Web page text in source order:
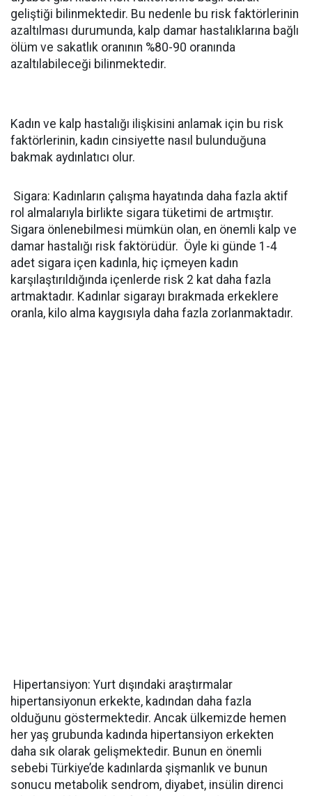
geliştiği bilinmektedir. Bu nedenle bu risk faktörlerinin
azaltılması durumunda, kalp damar hastalıklarına bağlı
ölüm ve sakatlık oranının %80-90 oranında
azaltılabileceği bilinmektedir.
Kadın ve kalp hastalığı ilişkisini anlamak için bu risk
faktörlerinin, kadın cinsiyette nasıl bulunduğuna
bakmak aydınlatıcı olur.
Sigara: Kadınların çalışma hayatında daha fazla aktif
rol almalarıyla birlikte sigara tüketimi de artmıştır.
Sigara önlenebilmesi mümkün olan, en önemli kalp ve
damar hastalığı risk faktörüdür. Öyle ki günde 1-4
adet sigara içen kadınla, hiç içmeyen kadın
karşılaştırıldığında içenlerde risk 2 kat daha fazla
artmaktadır. Kadınlar sigarayı bırakmada erkeklere
oranla, kilo alma kaygısıyla daha fazla zorlanmaktadır.
Hipertansiyon: Yurt dışındaki araştırmalar
hipertansiyonun erkekte, kadından daha fazla
olduğunu göstermektedir. Ancak ülkemizde hemen
her yaş grubunda kadında hipertansiyon erkekten
daha sık olarak gelişmektedir. Bunun en önemli
sebebi Türkiye’de kadınlarda şişmanlık ve bunun
sonucu metabolik sendrom, diyabet, insülin direnci